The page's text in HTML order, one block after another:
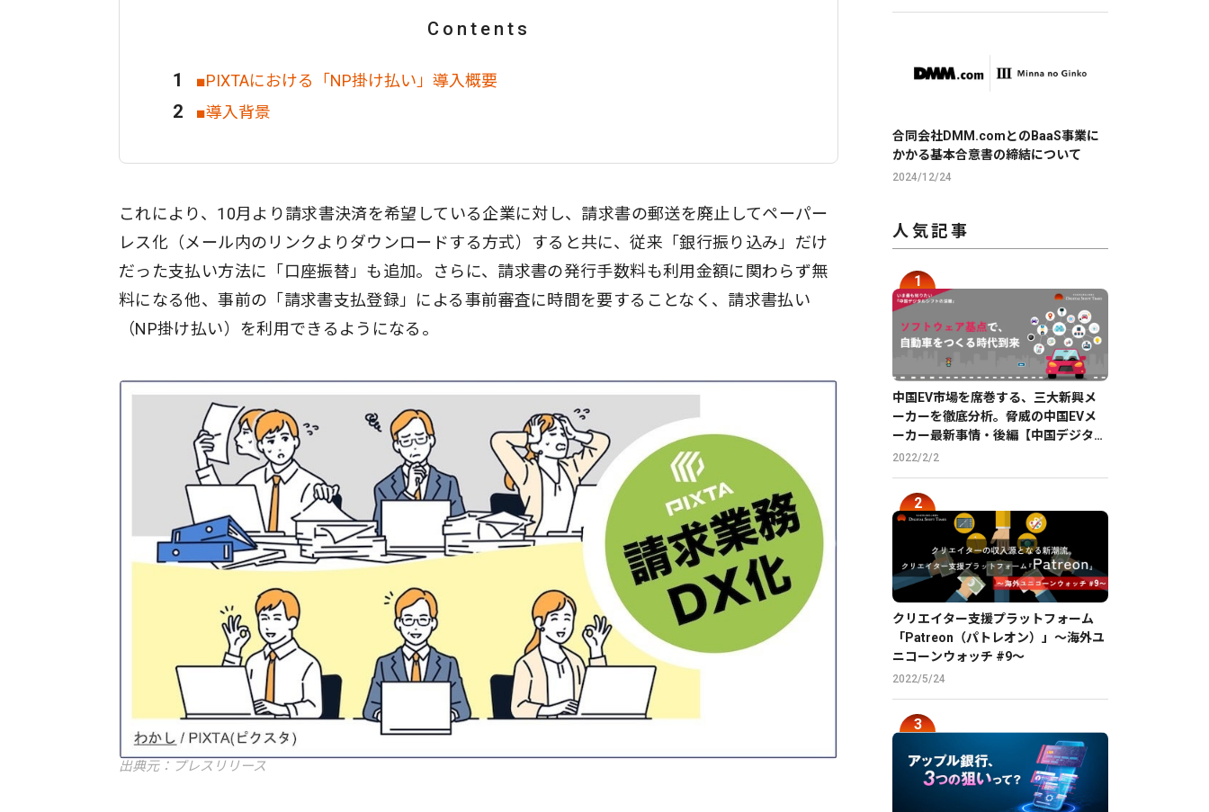
Contents
■PIXTAにおける「NP掛け払い」導入概要
■導入背景
これにより、10月より請求書決済を希望している企業に対し、請求書の郵送を廃止してペーパー
レス化（メール内のリンクよりダウンロードする方式）すると共に、従来「銀行振り込み」だけ
だった支払い方法に「口座振替」も追加。さらに、請求書の発行手数料も利用金額に関わらず無
料になる他、事前の「請求書支払登録」による事前審査に時間を要することなく、請求書払い
（NP掛け払い）を利用できるようになる。
出典元：プレスリリース
合同会社DMM.comとのBaaS事業に
かかる基本合意書の締結について
2024/12/24
人気記事
中国EV市場を席巻する、三大新興メ
ーカーを徹底分析。脅威の中国EVメ
ーカー最新事情・後編【中国デジタル
企業最前線】
2022/2/2
クリエイター支援プラットフォーム
「Patreon（パトレオン）」〜海外ユ
ニコーンウォッチ #9〜
2022/5/24